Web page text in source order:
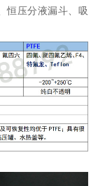
恒压分液漏斗、吸